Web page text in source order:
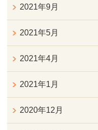
2021年9月
2021年5月
2021年4月
2021年1月
2020年12月